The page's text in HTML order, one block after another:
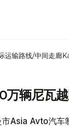
运输路线/中间走廊
辆尼瓦
Asia Avto汽车